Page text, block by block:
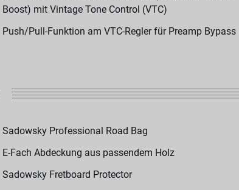
Boost) mit Vintage Tone Control (VTC)
Push/Pull-Funktion am VTC-Regler für Preamp Bypass
Sadowsky Professional Road Bag
E-Fach Abdeckung aus passendem Holz
Sadowsky Fretboard Protector